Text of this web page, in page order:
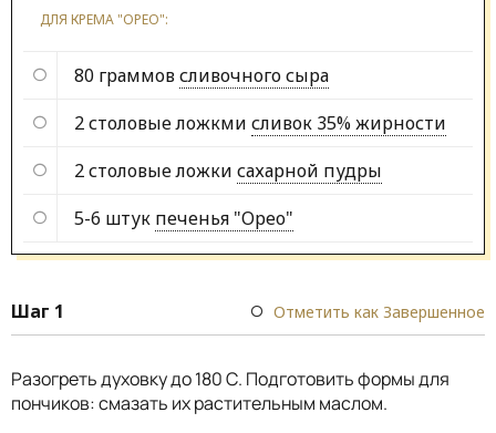
ДЛЯ КРЕМА "ОРЕО":
80 граммовсливочного сыра
2 столовые ложкми сливок 35% жирности
2 столовые ложки сахарной пудры
5-6 штук печенья "Орео"
Шаг 1 Отметить как Завершенное
Разогреть духовку до 180 С. Подготовить формы для
пончиков: смазать их растительным маслом.